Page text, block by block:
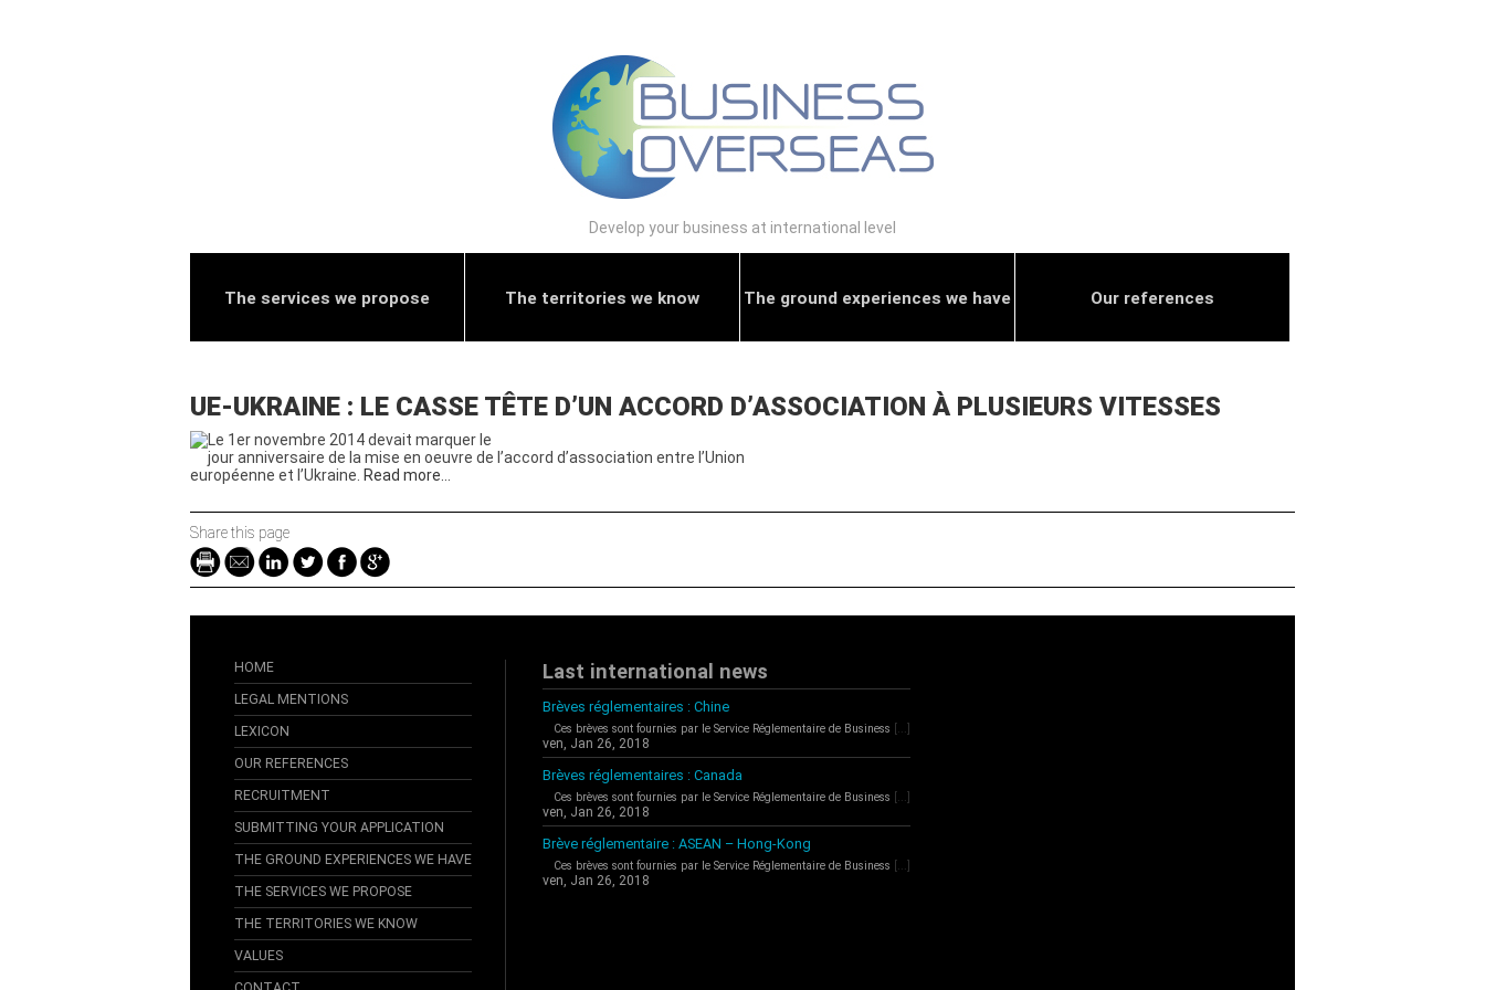
Develop your business at international level
The services we propose The territories we know The ground experiences we have Our references
UE-UKRAINE : LE CASSE TÊTE D’UN ACCORD D’ASSOCIATION À PLUSIEURS VITESSES
Le 1er novembre 2014 devait marquer le
jour anniversaire de la mise en oeuvre de l’accord d’association entre l’Union
européenne et l’Ukraine. Read more…
Share this page
HOME
LEGAL MENTIONS
LEXICON
OUR REFERENCES
RECRUITMENT
SUBMITTING YOUR APPLICATION
THE GROUND EXPERIENCES WE HAVE
THE SERVICES WE PROPOSE
THE TERRITORIES WE KNOW
VALUES
Last international news
Brèves réglementaires : Chine
Ces brèves sont fournies par le Service Réglementaire de Business [...]
ven, Jan 26, 2018
Brèves réglementaires : Canada
Ces brèves sont fournies par le Service Réglementaire de Business [...]
ven, Jan 26, 2018
Brève réglementaire : ASEAN – Hong-Kong
Ces brèves sont fournies par le Service Réglementaire de Business [...]
ven, Jan 26, 2018